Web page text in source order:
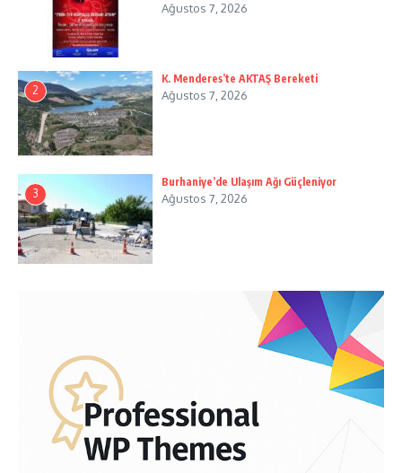
Ağustos 7, 2026
2
K. Menderes’te AKTAŞ Bereketi
Ağustos 7, 2026
3
Burhaniye’de Ulaşım Ağı Güçleniyor
Ağustos 7, 2026